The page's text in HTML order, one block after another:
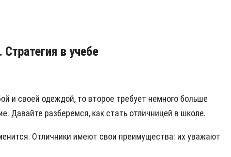
в учебе
и своей одеждой, то второе требует немного больше
Давайте разберемся, как стать отличницей в школе.
Отличники имеют свои преимущества: их уважают